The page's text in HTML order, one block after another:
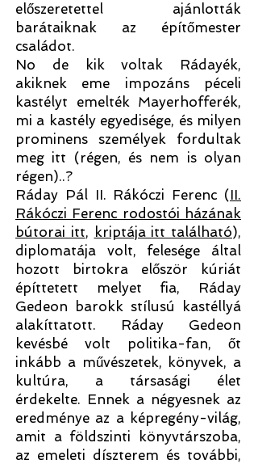
előszeretettel ajánlották
barátaiknak az építőmester
családot.
No de kik voltak Rádayék,
akiknek eme impozáns péceli
kastélyt emelték Mayerhofferék,
mi a kastély egyedisége, és milyen
prominens személyek fordultak
meg itt (régen, és nem is olyan
régen)..?
Ráday Pál II. Rákóczi Ferenc ( II.
Rákóczi Ferenc rodostói házának
bútorai itt, kriptája itt található),
diplomatája volt, felesége által
hozott birtokra először kúriát
építtetett melyet fia, Ráday
Gedeon barokk stílusú kastéllyá
alakíttatott. Ráday Gedeon
kevésbé volt politika-fan, őt
inkább a művészetek, könyvek, a
kultúra, a társasági élet
érdekelte. Ennek a négyesnek az
eredménye az a képregény-világ,
amit a földszinti könyvtárszoba,
az emeleti díszterem és további,